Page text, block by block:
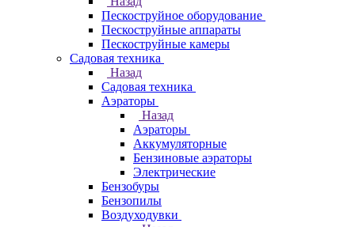
Пескоструйное оборудование
Пескоструйные аппараты
Пескоструйные камеры
Садовая техника
Назад
Садовая техника
Аэраторы
Назад
Аэраторы
Аккумуляторные
Бензиновые аэраторы
Электрические
Бензобуры
Бензопилы
Воздуходувки